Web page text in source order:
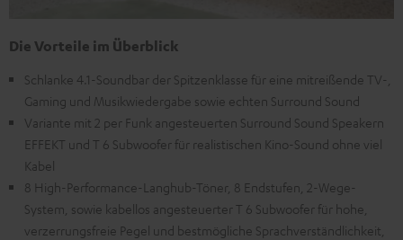
Die Vorteile im Überblick
Schlanke 4.1-Soundbar der Spitzenklasse für eine mitreißende TV-,
Gaming und Musikwiedergabe sowie echten Surround Sound
Variante mit 2 per Funk angesteuerten Surround Sound Speakern
EFFEKT und T 6 Subwoofer für realistischen Kino-Sound ohne viel
Kabel
8 High-Performance-Langhub-Töner, 8 Endstufen, 2-Wege-
System, sowie kabellos angesteuerter T 6 Subwoofer für hohe,
verzerrungsfreie Pegel und bestmögliche Sprachverständlichkeit,